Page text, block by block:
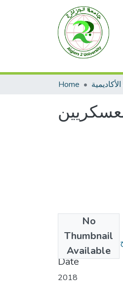
Home
No
Thumbnail
Available
Date
2018